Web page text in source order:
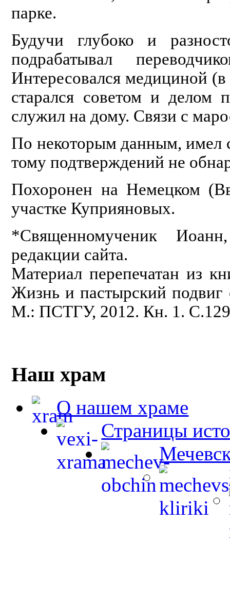
парке.
Будучи глубоко и
подрабатывал
Интересовался медициной
старался советом и делом
служил на дому. Связи с
По некоторым данным, имел
тому подтверждений не
Похоронен на Немецком
участке Куприяновых.
*Священномученик
редакции сайта.
Материал перепечатан из
Жизнь и пастырский
М.: ПСТГУ, 2012. Кн. 1.
Наш храм
О нашем храме
Страницы